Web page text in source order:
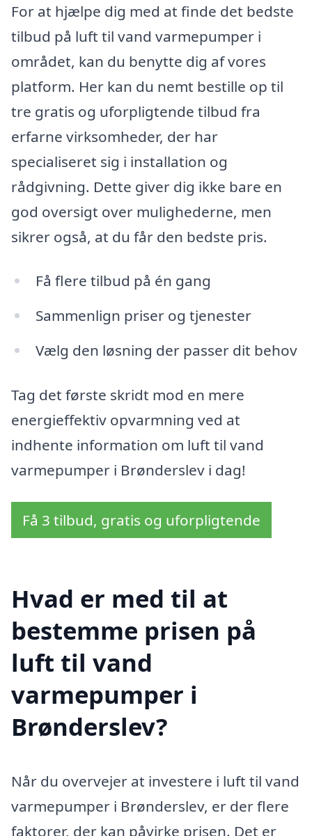
For at hjælpe dig med at finde det bedste
tilbud på luft til vand varmepumper i
området, kan du benytte dig af vores
platform. Her kan du nemt bestille op til
tre gratis og uforpligtende tilbud fra
erfarne virksomheder, der har
specialiseret sig i installation og
rådgivning. Dette giver dig ikke bare en
god oversigt over mulighederne, men
sikrer også, at du får den bedste pris.
Få flere tilbud på én gang
Sammenlign priser og tjenester
Vælg den løsning der passer dit behov
Tag det første skridt mod en mere
energieffektiv opvarmning ved at
indhente information om luft til vand
varmepumper i Brønderslev i dag!
Få 3 tilbud, gratis og uforpligtende
Hvad er med til at
bestemme prisen på
luft til vand
varmepumper i
Brønderslev?
Når du overvejer at investere i luft til vand
varmepumper i Brønderslev, er der flere
faktorer, der kan påvirke prisen. Det er